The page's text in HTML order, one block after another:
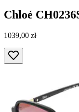
Chloé
1039,00 zł